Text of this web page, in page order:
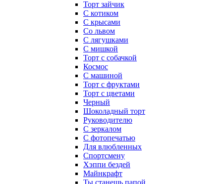
Торт зайчик
С котиком
С крысами
Со львом
С лягушками
С мишкой
Торт с собачкой
Космос
С машиной
Торт с фруктами
Торт с цветами
Черный
Шоколадный торт
Руководителю
С зеркалом
С фотопечатью
Для влюбленных
Спортсмену
Хэппи бездей
Майнкрафт
Ты станешь папой